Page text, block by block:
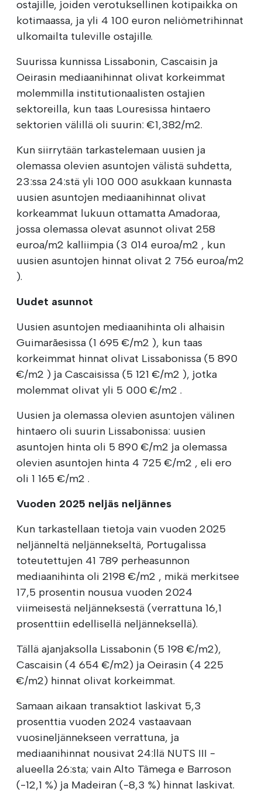
ostajille, joiden verotuksellinen kotipaikka on
kotimaassa, ja yli 4 100 euron neliömetrihinnat
ulkomailta tuleville ostajille.
Suurissa kunnissa Lissabonin, Cascaisin ja
Oeirasin mediaanihinnat olivat korkeimmat
molemmilla institutionaalisten ostajien
sektoreilla, kun taas Louresissa hintaero
sektorien välillä oli suurin: €1,382/m2.
Kun siirrytään tarkastelemaan uusien ja
olemassa olevien asuntojen välistä suhdetta,
23:ssa 24:stä yli 100 000 asukkaan kunnasta
uusien asuntojen mediaanihinnat olivat
korkeammat lukuun ottamatta Amadoraa,
jossa olemassa olevat asunnot olivat 258
euroa/m2 kalliimpia (3 014 euroa/m2 , kun
uusien asuntojen hinnat olivat 2 756 euroa/m2
).
Uudet asunnot
Uusien asuntojen mediaanihinta oli alhaisin
Guimarãesissa (1 695 €/m2 ), kun taas
korkeimmat hinnat olivat Lissabonissa (5 890
€/m2 ) ja Cascaisissa (5 121 €/m2 ), jotka
molemmat olivat yli 5 000 €/m2 .
Uusien ja olemassa olevien asuntojen välinen
hintaero oli suurin Lissabonissa: uusien
asuntojen hinta oli 5 890 €/m2 ja olemassa
olevien asuntojen hinta 4 725 €/m2 , eli ero
oli 1 165 €/m2 .
Vuoden 2025 neljäs neljännes
Kun tarkastellaan tietoja vain vuoden 2025
neljänneltä neljännekseltä, Portugalissa
toteutettujen 41 789 perheasunnon
mediaanihinta oli 2198 €/m2 , mikä merkitsee
17,5 prosentin nousua vuoden 2024
viimeisestä neljänneksestä (verrattuna 16,1
prosenttiin edellisellä neljänneksellä).
Tällä ajanjaksolla Lissabonin (5 198 €/m2),
Cascaisin (4 654 €/m2) ja Oeirasin (4 225
€/m2) hinnat olivat korkeimmat.
Samaan aikaan transaktiot laskivat 5,3
prosenttia vuoden 2024 vastaavaan
vuosineljännekseen verrattuna, ja
mediaanihinnat nousivat 24:llä NUTS III -
alueella 26:sta; vain Alto Tâmega e Barroson
(-12,1 %) ja Madeiran (-8,3 %) hinnat laskivat.